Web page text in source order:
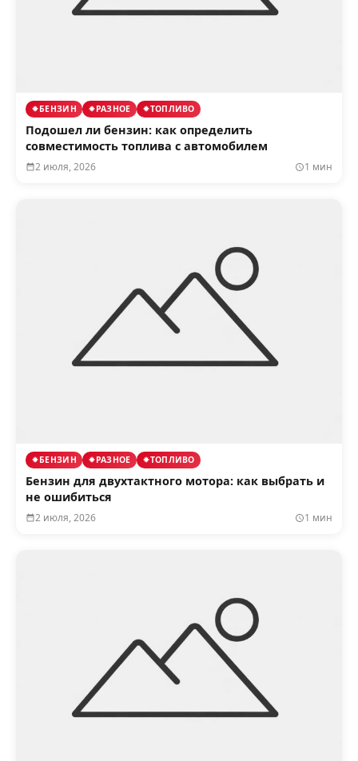
БЕНЗИН РАЗНОЕ ТОПЛИВО
Подошел ли бензин: как определить
совместимость топлива с автомобилем
2 июля, 2026 1 мин
БЕНЗИН РАЗНОЕ ТОПЛИВО
Бензин для двухтактного мотора: как выбрать и
не ошибиться
2 июля, 2026 1 мин